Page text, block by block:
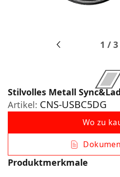
1 /3
Stilvolles Metall
Artikel: CNS-USBC5DG
Wo zu
Produktmerkmale